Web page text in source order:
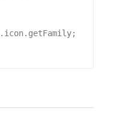
. icon. getFamily;